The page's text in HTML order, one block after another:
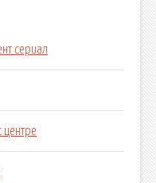
сериал
центре